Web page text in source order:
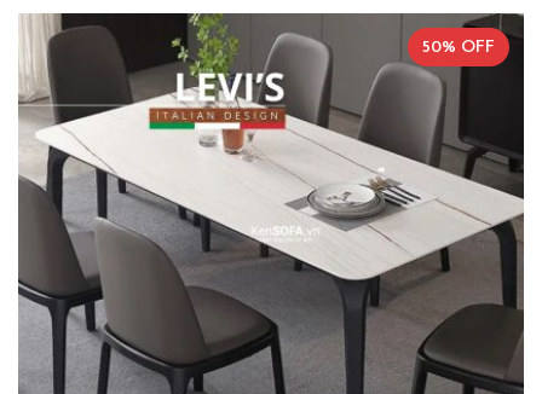
50% OFF